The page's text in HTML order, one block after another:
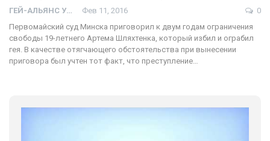
ГЕЙ-АЛЬЯНС УКРАИНА Фев 11, 2016
0
Первомайский суд Минска приговорил к двум годам ограничения
свободы 19-летнего Артема Шляхтенка, который избил и ограбил
гея. В качестве отягчающего обстоятельства при вынесении
приговора был учтен тот факт, что преступление…